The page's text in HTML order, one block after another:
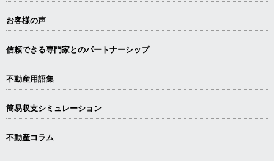
お客様の声
信頼できる専⾨家とのパートナーシップ
不動産用語集
簡易収支シミュレーション
不動産コラム